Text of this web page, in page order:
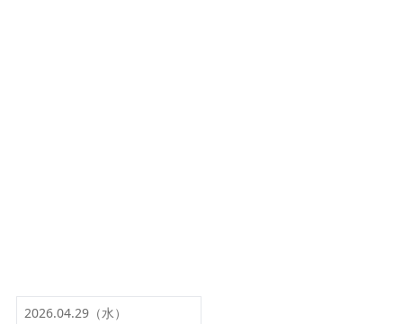
2026.04.29（水）